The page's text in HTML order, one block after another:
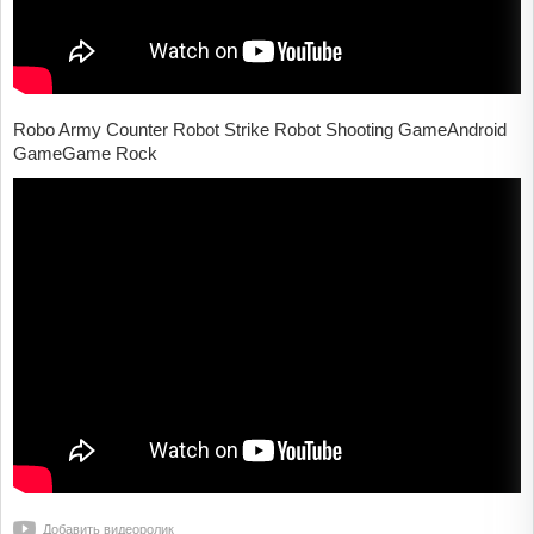
Robo Army Counter Robot Strike Robot Shooting GameAndroid
GameGame Rock
Добавить видеоролик